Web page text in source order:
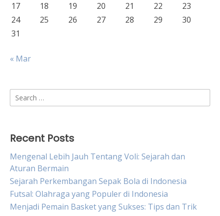
17
18 19 20 21 22
23
24
25 26 27 28 29
30
31
« Mar
Search
for:
Recent Posts
Mengenal Lebih Jauh Tentang Voli: Sejarah dan
Aturan Bermain
Sejarah Perkembangan Sepak Bola di Indonesia
Futsal: Olahraga yang Populer di Indonesia
Menjadi Pemain Basket yang Sukses: Tips dan Trik